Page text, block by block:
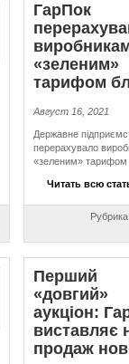
ГарПок
«зеленим»
тарифом
Август 16, 2021
Державне
перерахувало
«зеленим» тарифом
Читать всю
Перший
«довгий»
аукціон:
виставляє
продаж